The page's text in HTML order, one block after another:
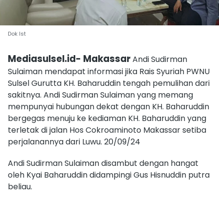
Dok Ist
Mediasulsel.id- MakassarAndi Sudirman
Sulaiman mendapat informasi jika Rais Syuriah PWNU
Sulsel Gurutta KH. Baharuddin tengah pemulihan dari
sakitnya. Andi Sudirman Sulaiman yang memang
mempunyai hubungan dekat dengan KH. Baharuddin
bergegas menuju ke kediaman KH. Baharuddin yang
terletak di jalan Hos Cokroaminoto Makassar setiba
perjalanannya dari Luwu. 20/09/24
Andi Sudirman Sulaiman disambut dengan hangat
oleh Kyai Baharuddin didampingi Gus Hisnuddin putra
beliau.